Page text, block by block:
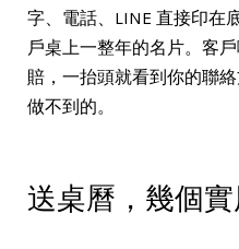
字、電話、LINE 直接印在
戶桌上一整年的名片。客
賠，一抬頭就看到你的聯
做不到的。
送桌曆，幾個